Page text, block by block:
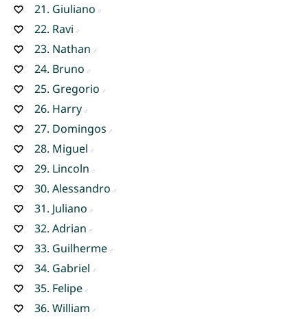
21. Giuliano
22. Ravi
23. Nathan
24. Bruno
25. Gregorio
26. Harry
27. Domingos
28. Miguel
29. Lincoln
30. Alessandro
31. Juliano
32. Adrian
33. Guilherme
34. Gabriel
35. Felipe
36. William